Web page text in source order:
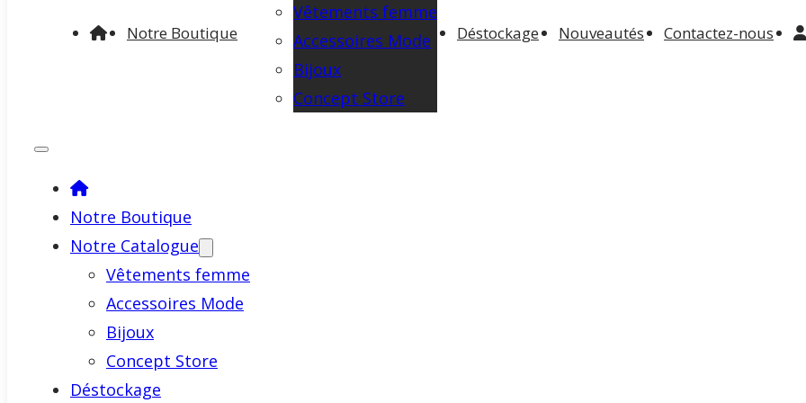
Notre Boutique
Vêtements femme
Accessoires Mode
Bijoux
Concept Store
Déstockage Nouveautés Contactez-nous
Notre Boutique
Notre Catalogue
Vêtements femme
Accessoires Mode
Bijoux
Concept Store
Déstockage